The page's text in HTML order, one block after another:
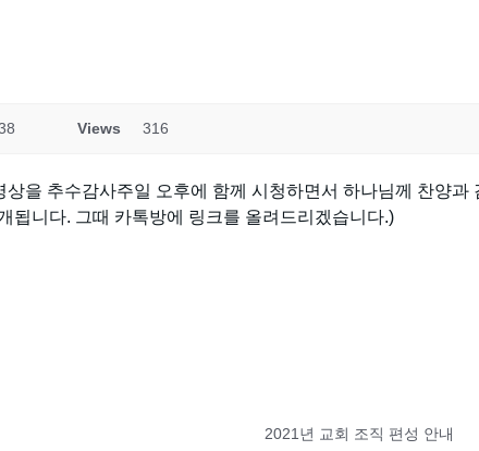
Views 316
을 추수감사주일 오후에 함께 시청하면서 하나님께 찬양과
됩니다. 그때 카톡방에 링크를 올려드리겠습니다.)
2021년 교회 조직 편성 안내